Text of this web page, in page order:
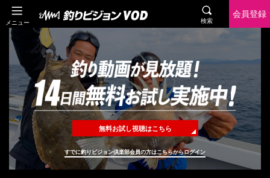
メニュー 検索
会員登録
無料お試し視聴はこちら
すでに釣りビジョン倶楽部会員の方はこちらからログイン